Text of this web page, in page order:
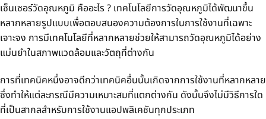
เซ็นเซอร์วัดอุณหภูมิ คืออะไร ? เทคโนโลยีการวัดอุณหภูมิได้พัฒนาขึ้น
หลากหลายรูปแบบเพื่อตอบสนองความต้องการในการใช้งานที่เฉพาะ
เจาะจง การมีเทคโนโลยีที่หลากหลายช่วยให้สามารถวัดอุณหภูมิได้อย่าง
แม่นยำในสภาพแวดล้อมและวัตถุที่ต่างกัน
การที่เทคนิคหนึ่งอาจดีกว่าเทคนิคอื่นนั้นเกิดจากการใช้งานที่หลากหลาย
ซึ่งทำให้แต่ละกรณีมีความเหมาะสมที่แตกต่างกัน ดังนั้นจึงไม่มีวิธีการใด
ที่เป็นสากลสำหรับการใช้งานแอปพลิเคชันทุกประเภท